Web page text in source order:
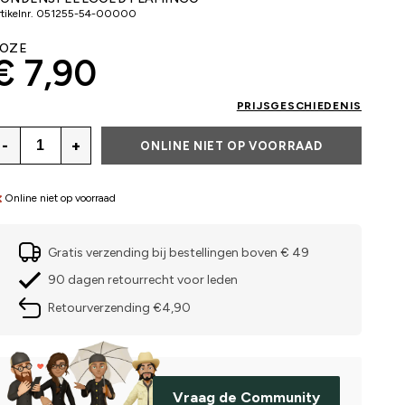
051255-54-00000
7,90
PRIJSGESCHIEDENIS
- + ONLINE NIET OP VOORRAAD
Online niet op voorraad
Gratis verzending bij bestellingen boven € 49
90 dagen retourrecht voor leden
Retourverzending €4,90
Vraag de Community